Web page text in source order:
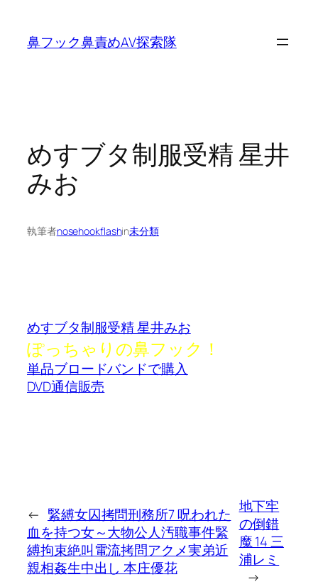
鼻フック鼻責めAV探索隊
めすブタ制服受精 星井
みお
執筆者nosehookflashin未分類
めすブタ制服受精 星井みお
ぽっちゃりの鼻フック！
単品ブロードバンドで購入
DVD通信販売
← 緊縛女囚拷問刑務所7 呪われた
血を持つ女～大物公人汚職事件緊
縛拘束絶叫電流拷問アクメ実弟近
親相姦生中出し 本庄優花
地下牢
の倒錯
魔 14 三
浦レミ
→